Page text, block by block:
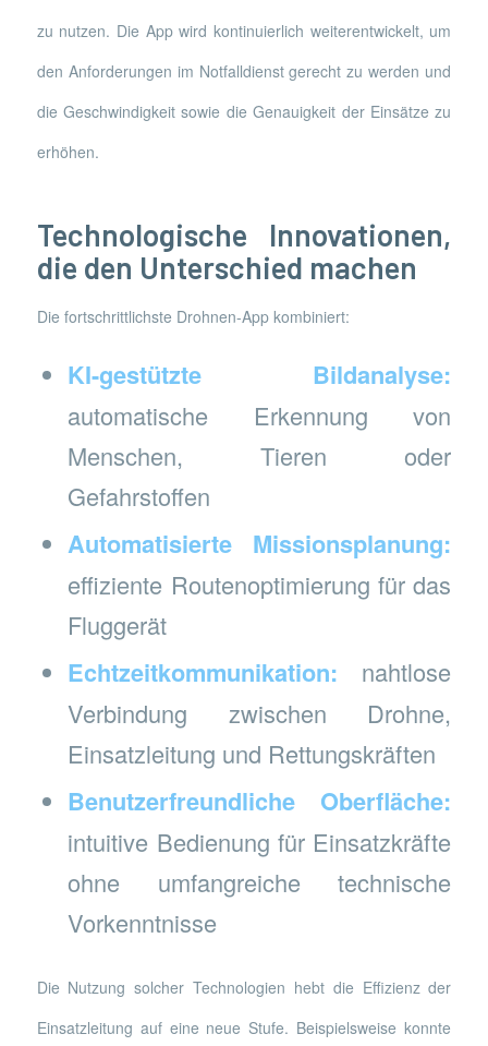
zu nutzen. Die App wird kontinuierlich weiterentwickelt, um
den Anforderungen im Notfalldienst gerecht zu werden und
die Geschwindigkeit sowie die Genauigkeit der Einsätze zu
erhöhen.
Technologische Innovationen,
die den Unterschied machen
Die fortschrittlichste Drohnen-App kombiniert:
KI-gestützte Bildanalyse:
automatische Erkennung von
Menschen, Tieren oder
Gefahrstoffen
Automatisierte Missionsplanung:
effiziente Routenoptimierung für das
Fluggerät
Echtzeitkommunikation: nahtlose
Verbindung zwischen Drohne,
Einsatzleitung und Rettungskräften
Benutzerfreundliche Oberfläche:
intuitive Bedienung für Einsatzkräfte
ohne umfangreiche technische
Vorkenntnisse
Die Nutzung solcher Technologien hebt die Effizienz der
Einsatzleitung auf eine neue Stufe. Beispielsweise konnte